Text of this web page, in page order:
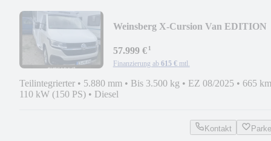
Weinsberg X-Cursion Van EDITION
57.999 €¹
Finanzierung ab 615 € mtl.
Teilintegrierter • 5.880 mm • Bis 3.500 kg • EZ 08/2025 • 665 km
110 kW (150 PS) • Diesel
Kontakt